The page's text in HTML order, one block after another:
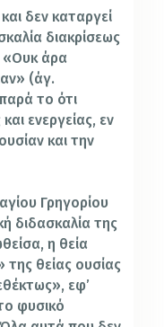
δεν καταργεί
διακρίσεως
«Ουκ άρα
(άγ.
το ότι
ενεργείας, εν
και την
Γρηγορίου
διδασκαλία της
η θεία
της θείας ουσίας
εφ’
φυσικό